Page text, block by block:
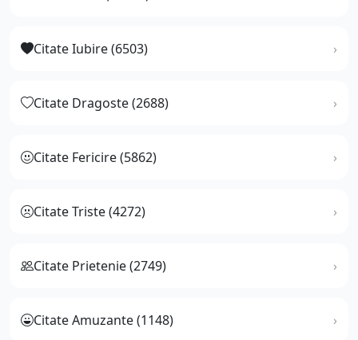
Citate Iubire (6503)
Citate Dragoste (2688)
Citate Fericire (5862)
Citate Triste (4272)
Citate Prietenie (2749)
Citate Amuzante (1148)